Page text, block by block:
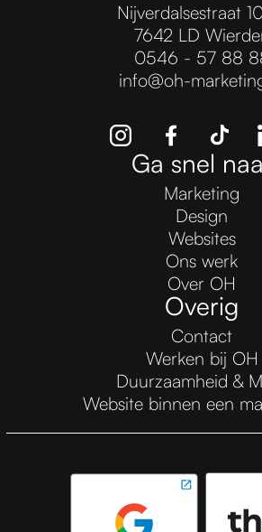
Nijverdalsestraat
7642 LD
0546 - 57 88
info@oh-
Ga snel
Marketing
Design
Websites
Ons werk
Over OH
Overig
Contact
Werken bij OH
Duurzaamheid &
Website binnen een